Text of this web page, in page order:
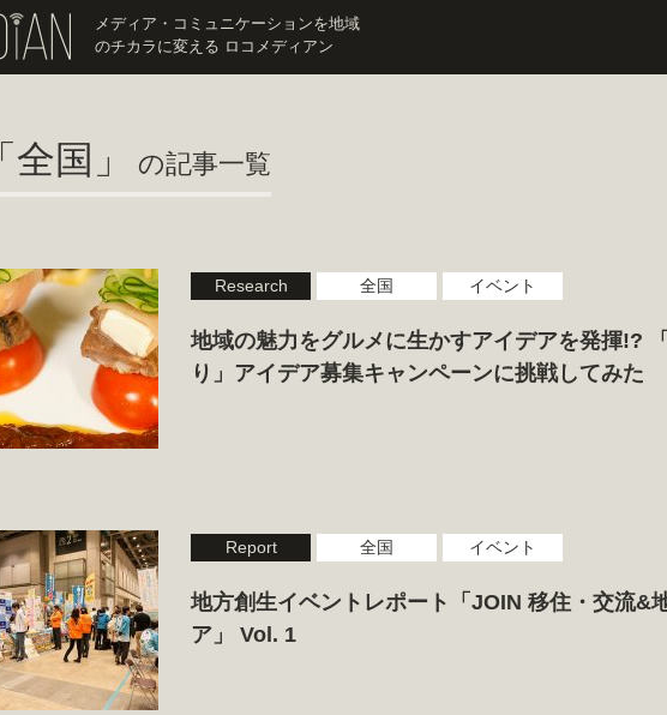
メディア・コミュニケーションを地域
のチカラに変える ロコメディアン
「全国」 の記事一覧
Research 全国 イベント
地域の魅力をグルメに生かすアイデアを発揮!?
り」アイデア募集キャンペーンに挑戦してみた
Report 全国 イベント
地方創生イベントレポート「JOIN 移住・交流&
ア」 Vol. 1